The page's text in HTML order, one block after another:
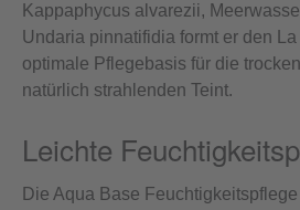
Kappaphycus alvarezii,
Undaria pinnatifidia formt er den
optimale Pflegebasis für die
natürlich strahlenden Teint.
Leichte
Die Aqua Base